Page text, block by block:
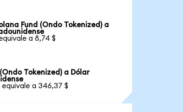
Fund (Ondo Tokenized) a
a 8,74 $
Tokenized) a Dólar
equivale a 346,37 $